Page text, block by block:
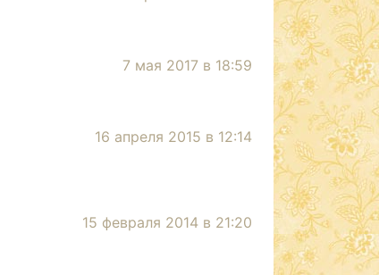
7 мая 2017 в 18:59
16 апреля 2015 в 12:14
15 февраля 2014 в 21:20